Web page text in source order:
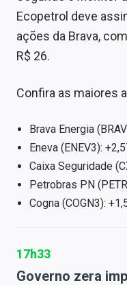
Ecopetrol deve
ações da Brava,
R$ 26.
Confira as maiores
Brava Energia
Eneva (ENEV3):
Caixa Seguridade
Petrobras PN
Cogna (COGN3):
17h33
Governo zera